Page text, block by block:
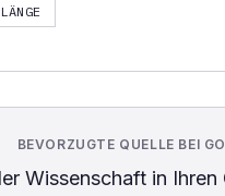
BEVORZUGTE QUELLE BEI
Wissenschaftin Ihren